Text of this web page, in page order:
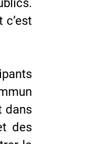
dans
des